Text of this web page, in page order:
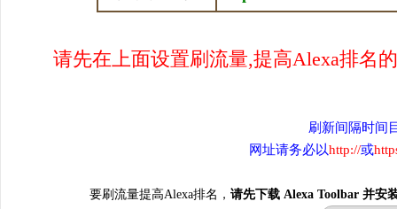
请先在上面设置刷流量,提高Alexa排名
刷新间隔时间
网址请务必以http://或
要刷流量提高Alexa排名， 请先下载 Alexa Toolbar 并安